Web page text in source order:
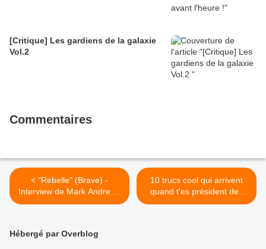
[Critique] Les gardiens de la galaxie
Vol.2
Commentaires
< "Rebelle" (Brave) -
Interview de Mark Andrews
(Disney Pixar) - l'accent
10 trucs cool qui arrivent
quand t'es président des
USA qui chasse les
Hébergé par Overblog